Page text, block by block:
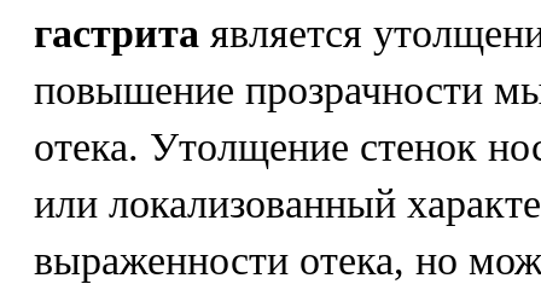
гастрита является
повышение прозрачности
отека. Утолщение стенок
или локализованный
выраженности отека, но